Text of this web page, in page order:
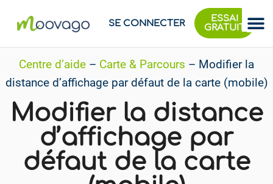
SE CONNECTER
ESSAI
GRATUIT
Centre d’aide – Carte & Parcours – Modifier la
distance d’affichage par défaut de la carte (mobile)
Modifier la distance
d’affichage par
défaut de la carte